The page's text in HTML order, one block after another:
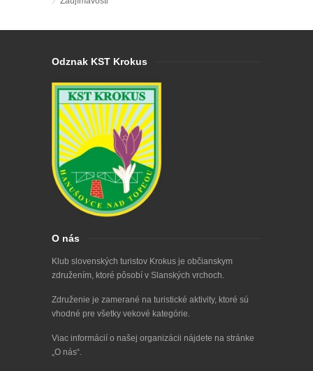
Odznak KST Krokus
O nás
Klub slovenských turistov Krokus je občianskym
združením, ktoré pôsobí v Slanských vrchoch.
Združenie je zamerané na turistické aktivity, ktoré sú
vhodné pre všetky vekové kategórie.
Viac informácií o našej organizácii nájdete na stránke
„O nás“.